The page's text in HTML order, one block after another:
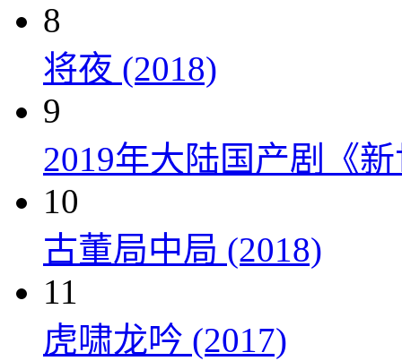
8
将夜 (2018)
9
2019年大陆国产剧《
10
古董局中局 (2018)
11
虎啸龙吟 (2017)